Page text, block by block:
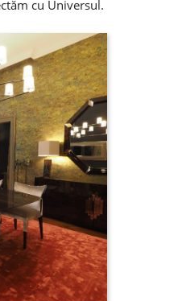
cu Universul.